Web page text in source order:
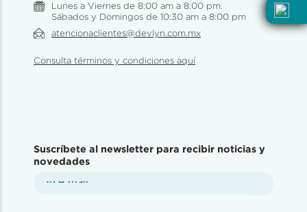
Lunes a Viernes de 8:00 am a 8:00 pm.
Sábados y Domingos de 10:30 am a 8:00 pm
atencionaclientes@devlyn.com.mx
Consulta términos y condiciones aquí
Suscríbete al newsletter para recibir noticias y
novedades